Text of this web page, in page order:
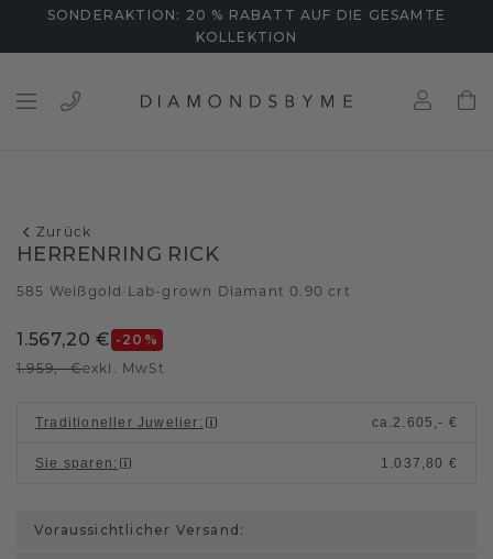
SONDERAKTION: 20 % RABATT AUF DIE GESAMTE
KOLLEKTION
Zurück
HERRENRING RICK
585 Weißgold Lab-grown Diamant 0.90 crt
1.567,20 € -20 %
1.959,- €exkl. MwSt
Traditioneller Juwelier : ca.2.605,- €
Sie sparen : 1.037,80 €
Voraussichtlicher Versand: